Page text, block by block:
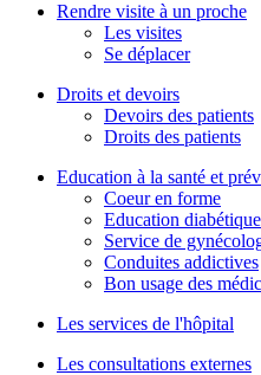
Rendre visite à un proche
Les visites
Se déplacer
Droits et devoirs
Devoirs des patients
Droits des patients
Education à la santé et
Coeur en forme
Education diabétique
Service de
Conduites addictives
Bon usage des
Les services de l'hôpital
Les consultations externes